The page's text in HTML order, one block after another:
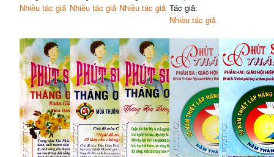
Nhiều tác giả Nhiều tác giả Nhiều tác giả Tác giả:
Nhiều tác giả